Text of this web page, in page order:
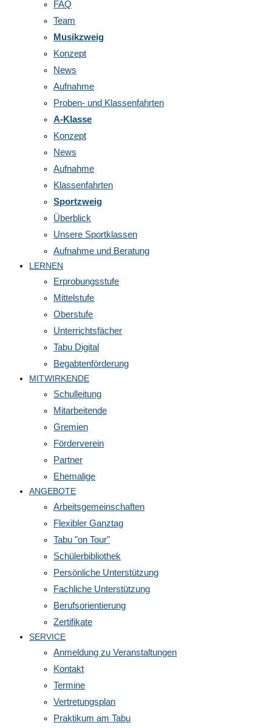
FAQ
Team
Musikzweig
Konzept
News
Aufnahme
Proben- und Klassenfahrten
A-Klasse
Konzept
News
Aufnahme
Klassenfahrten
Sportzweig
Überblick
Unsere Sportklassen
Aufnahme und Beratung
LERNEN
Erprobungsstufe
Mittelstufe
Oberstufe
Unterrichtsfächer
Tabu Digital
Begabtenförderung
MITWIRKENDE
Schulleitung
Mitarbeitende
Gremien
Förderverein
Partner
Ehemalige
ANGEBOTE
Arbeitsgemeinschaften
Flexibler Ganztag
Tabu "on Tour"
Schülerbibliothek
Persönliche Unterstützung
Fachliche Unterstützung
Berufsorientierung
Zertifikate
SERVICE
Anmeldung zu Veranstaltungen
Kontakt
Termine
Vertretungsplan
Praktikum am Tabu